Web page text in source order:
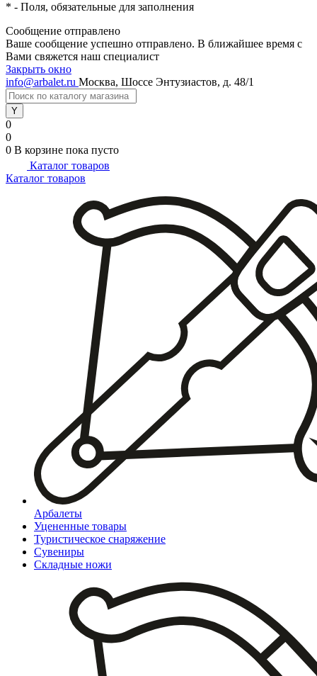
* - Поля, обязательные для заполнения
Сообщение отправлено
Ваше сообщение успешно отправлено. В ближайшее время с
Вами свяжется наш специалист
Закрыть окно
info@arbalet.ru Москва, Шоссе Энтузиастов, д. 48/1
0
0
0 В корзине пока пусто
Каталог товаров
Каталог товаров
Арбалеты
Уцененные товары
Туристическое снаряжение
Сувениры
Складные ножи